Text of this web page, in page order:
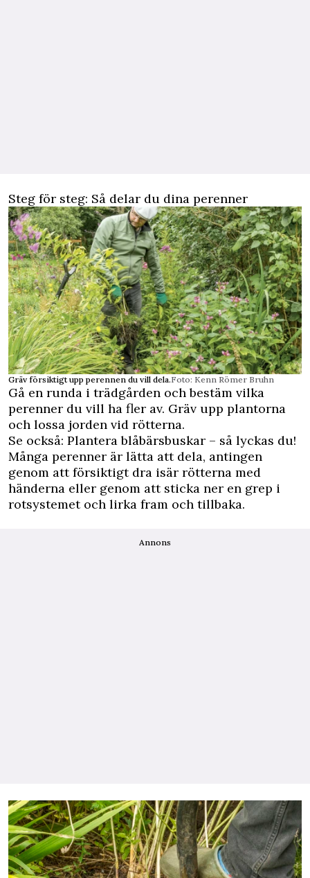
Steg för steg: Så delar du dina perenner
Gräv försiktigt upp perennen du vill dela.Foto: Kenn Römer Bruhn
Gå en runda i trädgården och bestäm vilka
perenner du vill ha fler av. Gräv upp plantorna
och lossa jorden vid rötterna.
Se också: Plantera blåbärsbuskar – så lyckas du!
Många perenner är lätta att dela, antingen
genom att försiktigt dra isär rötterna med
händerna eller genom att sticka ner en grep i
rotsystemet och lirka fram och tillbaka.
Annons